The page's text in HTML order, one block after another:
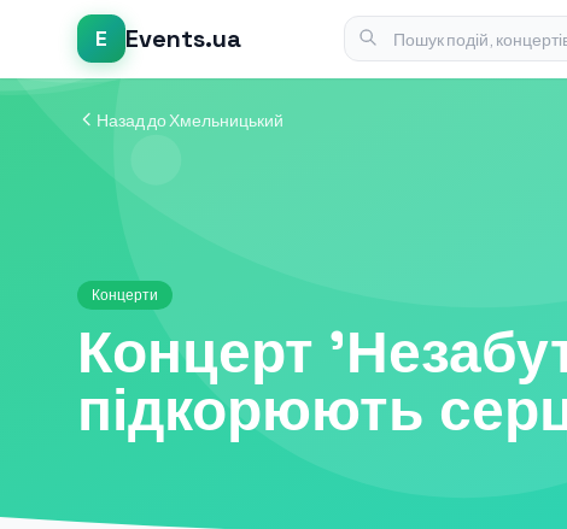
E Events.ua
Назад до Хмельницький
Концерти
Концерт
підкорюють